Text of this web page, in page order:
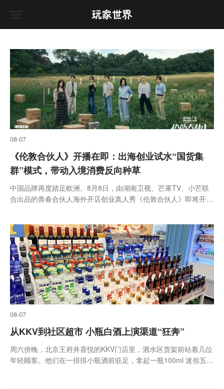
08-07
《伦敦合伙人》开播在即：出海创业试水“国货集
群”模式，带动入境消费反向种草
中国品牌再度踏足欧洲。8月8日，由湖南卫视、芒果TV、小芒联
合出品的青春合伙人海外开店创业真人秀《伦敦合伙人》即将开
店。
08-07
从KKV到社区超市 小瓶白酒上演渠道“狂奔”
周六傍晚，北京王府井喜悦的KKV门店里，酒水区货架前站着几位
年轻顾客。他们在一排排小瓶酒前驻足，拿起一瓶100ml 迷你五粮